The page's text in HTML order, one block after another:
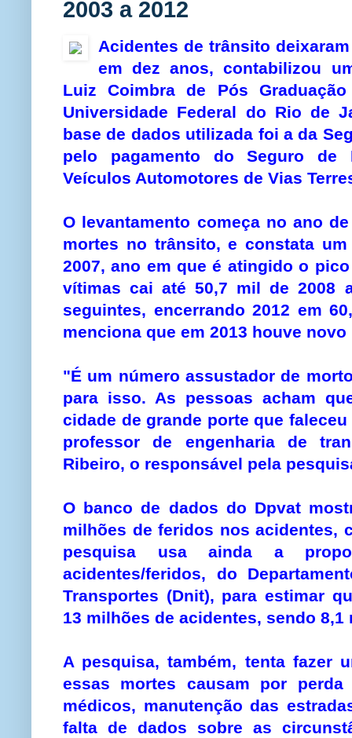
2003 a 2012
Acidentes de trânsito
em dez anos, contabilizou
Luiz Coimbra de Pós
Universidade Federal do Rio de
base de dados utilizada foi a da
pelo pagamento do Seguro de
Veículos Automotores de Vias
O levantamento começa no ano
mortes no trânsito, e constata
2007, ano em que é atingido o
vítimas cai até 50,7 mil de 2008
seguintes, encerrando 2012 em
menciona que em 2013 houve
"É um número assustador de
para isso. As pessoas acham
cidade de grande porte que
professor de engenharia de
Ribeiro, o responsável pela
O banco de dados do Dpvat
milhões de feridos nos acidentes,
pesquisa usa ainda a
acidentes/feridos, do
Transportes (Dnit), para estimar
13 milhões de acidentes, sendo
A pesquisa, também, tenta fazer
essas mortes causam por
médicos, manutenção das
falta de dados sobre as